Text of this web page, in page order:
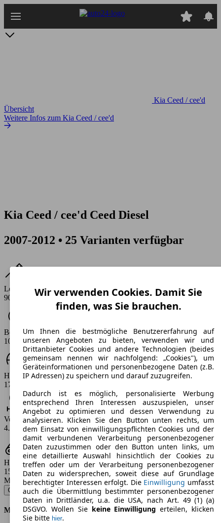
Hauptinhalt
Kia Ceed / cee'd
Übersicht
Weitere Infos zum Kia Ceed / cee'd
Kia Ceed / cee'd Ceed Diesel
2007-2012 • 25 Varianten verfügbar
Leistung
90 - 140 PS
Beschleunigung (0-100 km/h)
10.3 - 14 s
Höchstgeschwindigkeit (km/h)
172 - 205 km/h
Verbrauch
4.9 - 7.6 l/100km
Hubraum
1582 - 1991 ccm
Modellbezeichnung :
Ceed 1.6 CRDi Spirit - 94 KW (128 PS) (2010/08 - 2012/06)▼
Motor & Leistung
Wir verwenden Cookies. Damit Sie
finden, was Sie brauchen.
Um Ihnen die bestmögliche Benutzererfahrung auf
unseren Angeboten zu bieten, verwenden wir und
Drittanbieter Cookies und andere Technologien (beides
gemeinsam nennen wir nachfolgend: „Cookies"), um
Geräteinformationen und personenbezogene Daten (z.B.
IP Adressen) zu speichern und darauf zuzugreifen.
Dadurch ist es möglich, personalisierte Werbung
entsprechend Ihren Interessen auszuspielen, unser
Angebot zu optimieren und dessen Verwendung zu
analysieren. Klicken Sie den Button unten rechts, um
dem Einsatz von einwilligungspflichten Cookies und der
damit verbundenen Verarbeitung personenbezogener
Daten zuzustimmen oder den Button unten links, um
eine detaillierte Auswahl hinsichtlich der Cookies zu
treffen oder um der Verarbeitung personenbezogener
Daten zu widersprechen, soweit diese auf Grundlage
berechtigter Interessen erfolgt. Die Einwilligung umfasst
auch die Übermittlung bestimmter personenbezogener
Daten in Drittländer, u.a. die USA, nach Art. 49 (1) (a)
DSGVO. Wollen Sie keine Einwilligung erteilen, klicken
Sie bitte hier.